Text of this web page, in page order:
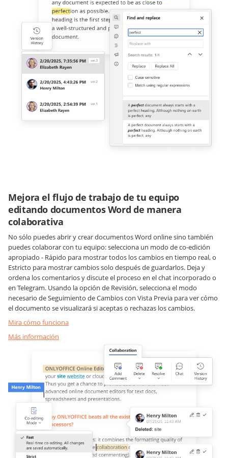
Mejora el flujo de trabajo de tu equipo
editando documentos Word de manera
colaborativa
No sólo puedes abrir y crear documentos Word online sino también
puedes colaborar con tu equipo: selecciona un modo de co-edición
apropiado - Rápido para mostrar todos los cambios en tiempo real, o
Estricto para mostrar cambios solo después de guardarlos. Deja y
ordena los comentarios y discute el proceso en el chat incorporado o
en Telegram. Usando la opción de Revisión, selecciona el modo
necesario de Seguimiento de Cambios con Vista Previa para ver cómo
el documento se visualizará si aceptas o rechazas los cambios.
Mira cómo funciona
Más información